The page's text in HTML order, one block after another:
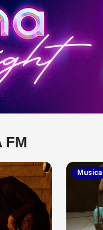
FM
Musica